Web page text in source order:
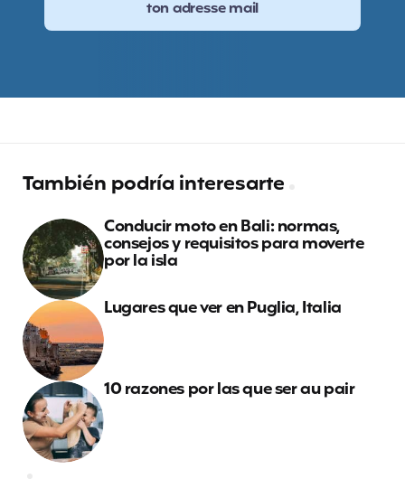
También podría interesarte
Conducir moto en Bali: normas,
consejos y requisitos para moverte
por la isla
Lugares que ver en Puglia, Italia
10 razones por las que ser au pair